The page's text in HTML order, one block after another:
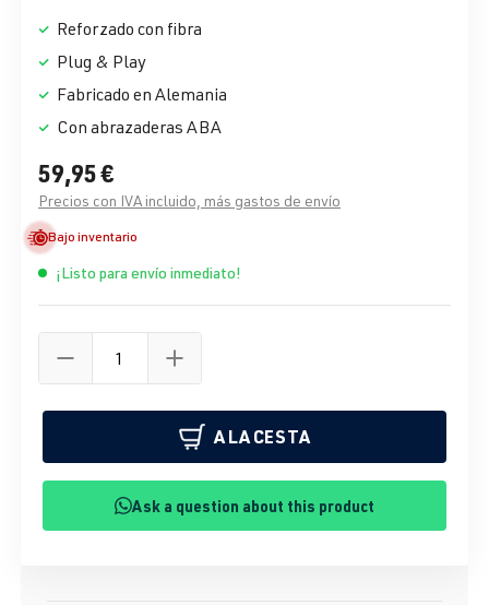
Reforzado con fibra
Plug & Play
Fabricado en Alemania
Con abrazaderas ABA
59,95 €
Precios con IVA incluido, más gastos de envío
Bajo inventario
¡Listo para envío inmediato!
A LA CESTA
Ask a question about this product